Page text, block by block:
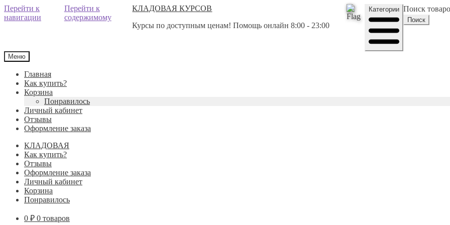
Перейти к
навигации
Перейти к
содержимому
КЛАДОВАЯ КУРСОВ
Курсы по доступным ценам! Помощь онлайн 8:00 - 23:00
Категории Поиск
Поиск
Меню
Главная
Как купить?
Корзина
Понравилось
Личный кабинет
Отзывы
Оформление заказа
КЛАДОВАЯ
Как купить?
Отзывы
Оформление заказа
Личный кабинет
Корзина
Понравилось
0 ₽ 0 товаров